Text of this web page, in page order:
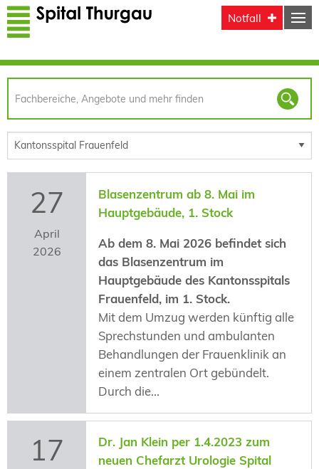
Direkt zum Inhalt
Notfall
27
April
2026
Blasenzentrum ab 8. Mai im
Hauptgebäude, 1. Stock
Ab dem 8. Mai 2026 befindet sich
das Blasenzentrum im
Hauptgebäude des Kantonsspitals
Frauenfeld, im 1. Stock.
Mit dem Umzug werden künftig alle
Sprechstunden und ambulanten
Behandlungen der Frauenklinik an
einem zentralen Ort gebündelt.
Durch die...
17
Dr. Jan Klein per 1.4.2023 zum
neuen Chefarzt Urologie Spital